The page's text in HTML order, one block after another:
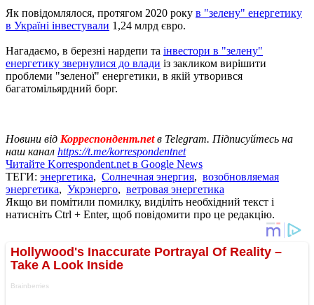
Як повідомлялося, протягом 2020 року в "зелену" енергетику
в Україні інвестували 1,24 млрд євро.
Нагадаємо, в березні нардепи та інвестори в "зелену"
енергетику звернулися до влади із закликом вирішити
проблеми "зеленої" енергетики, в якій утворився
багатомільярдний борг.
Новини від Корреспондент.netв Telegram. Підписуйтесь на
наш канал https://t.me/korrespondentnet
Читайте Korrespondent.net в Google News
ТЕГИ: энергетика, Солнечная энергия, возобновляемая
энергетика, Укрэнерго, ветровая энергетика
Якщо ви помітили помилку, виділіть необхідний текст і
натисніть Ctrl + Enter, щоб повідомити про це редакцію.